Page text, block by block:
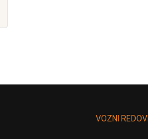
VOZNI REDOVI